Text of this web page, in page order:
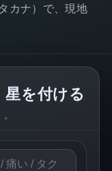
カナ）で、現地
を付ける